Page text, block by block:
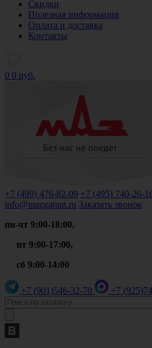
Скидки
Полезная информация
Оплата и доставка
Контакты
0 0 руб.
+7 (499) 476-82-09 +7 (495) 740-26-
info@mazgarant.ru Заказать звонок
пн-чт 9:00-18:00,
пт 9:00-17:00,
сб 9:00-14:00
+7 (901)546-32-70 +7 (925)